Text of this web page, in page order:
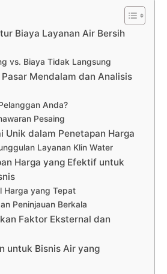
Biaya Layanan Air Bersih
vs. Biaya Tidak Langsung
Mendalam dan Analisis
Anda?
Pesaing
Unik dalam Penetapan Harga
Layanan Klin Water
Harga yang Efektif untuk
Harga yang Tepat
Peninjauan Berkala
Faktor Eksternal dan
untuk Bisnis Air yang